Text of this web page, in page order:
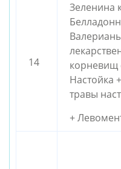
14
Зеленина
корневищ
Настойка
травы
+